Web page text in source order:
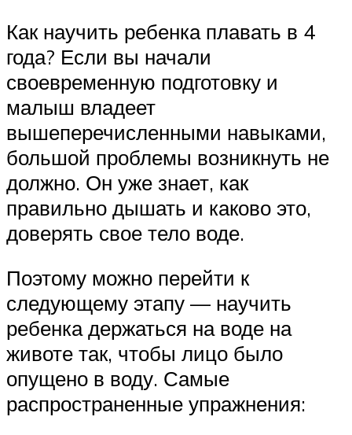
Как научить ребенка плавать в 4
года? Если вы начали
своевременную подготовку и
малыш владеет
вышеперечисленными навыками,
большой проблемы возникнуть не
должно. Он уже знает, как
правильно дышать и каково это,
доверять свое тело воде.
Поэтому можно перейти к
следующему этапу — научить
ребенка держаться на воде на
животе так, чтобы лицо было
опущено в воду. Самые
распространенные упражнения: